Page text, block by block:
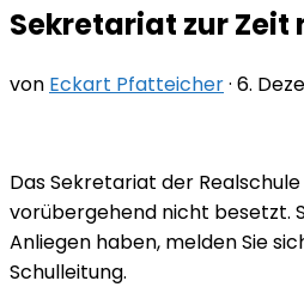
Sekretariat zur Zeit
von Eckart Pfatteicher· 6.
Das Sekretariat der
vorübergehend nicht besetzt.
Anliegen haben, melden Sie
Schulleitung.